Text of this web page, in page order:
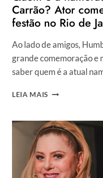
Carrão? Ator
festão no Rio de
Ao lado de amigos,
grande comemoração e
saber quem é a atual
LEIA MAIS QUEM
NAMORADA
DE
HUMBERTO
CARRÃO?
ATOR
COMEMORA